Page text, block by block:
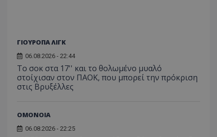
ΓΙΟΥΡΟΠΑ ΛΙΓΚ
06.08.2026 - 22:44
Το σοκ στα 17'' και το θολωμένο μυαλό
στοίχισαν στον ΠΑΟΚ, που μπορεί την πρόκριση
στις Βρυξέλλες
ΟΜΟΝΟΙΑ
06.08.2026 - 22:25